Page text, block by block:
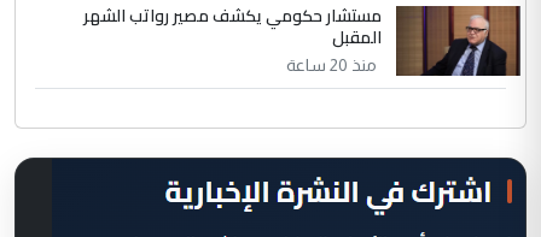
مستشار حكومي يكشف مصير رواتب الشهر
المقبل
منذ 20 ساعة